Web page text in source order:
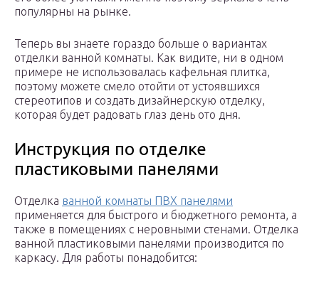
популярны на рынке.
Теперь вы знаете гораздо больше о вариантах
отделки ванной комнаты. Как видите, ни в одном
примере не использовалась кафельная плитка,
поэтому можете смело отойти от устоявшихся
стереотипов и создать дизайнерскую отделку,
которая будет радовать глаз день ото дня.
Инструкция по отделке
пластиковыми панелями
Отделка ванной комнаты ПВХ панелями
применяется для быстрого и бюджетного ремонта, а
также в помещениях с неровными стенами. Отделка
ванной пластиковыми панелями производится по
каркасу. Для работы понадобится: